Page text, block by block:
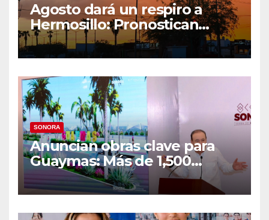
Agosto dará un respiro a
Hermosillo: Pronostican
semana lluviosa y
temperaturas de hasta 34°C
SONORA
Anuncian obras clave para
Guaymas: Más de 1,500
viviendas, modernización del
malecón y nuevo hospital del